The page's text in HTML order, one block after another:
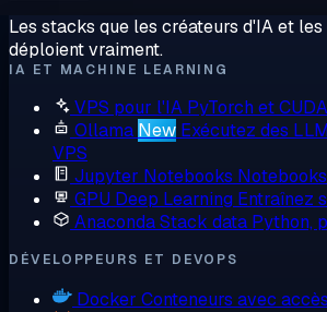
Les stacks que les créateurs d'IA et
déploient vraiment.
IA ET MACHINE LEARNING
VPS pour l'IA PyTorch et
Ollama New Exécutez des
VPS
Jupyter Notebooks
GPU Deep Learning Entraînez
AnacondaStack data Python,
DÉVELOPPEURS ET DEVOPS
Docker Conteneurs avec